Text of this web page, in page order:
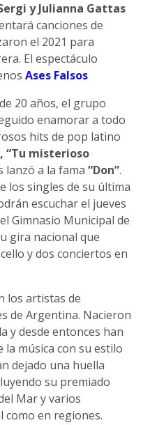
y Julianna Gattas
canciones de
el 2021 para
El espectáculo
Ases Falsos
20 años, el grupo
enamorar a todo
hits de pop latino
“Tu misterioso
lanzó a la fama“Don”.
los singles de su última
escuchar el jueves
Gimnasio Municipal de
gira nacional que
y dos conciertos en
los artistas de
de Argentina. Nacieron
y desde entonces han
la música con su estilo
dejado una huella
su premiado
Mar y varios
como en regiones.